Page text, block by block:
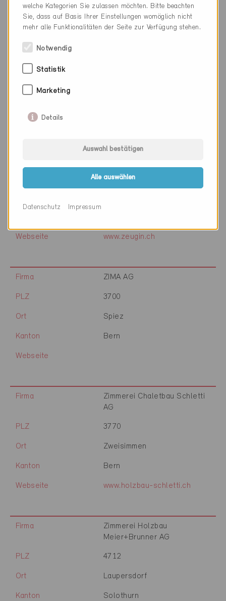
Firma Zellweger Architekten AG
PLZ
Ort
Kanton
Webseite
3110
Webseite www.zeugin.ch
Firma ZIMA AG
PLZ 3700
Ort Spiez
Kanton Bern
Webseite
Firma
Zimmerei Chaletbau Schletti
AG
PLZ 3770
Ort Zweisimmen
Kanton Bern
Webseite www.holzbau-schletti.ch
Firma
Zimmerei Holzbau
Meier+Brunner AG
PLZ 4712
Ort Laupersdorf
Kanton Solothurn
welche Kategorien Sie zulassen möchten. Bitte beachten
Sie, dass auf Basis Ihrer Einstellungen womöglich nicht
mehr alle Funktionalitäten der Seite zur Verfügung stehen.
Notwendig
Statistik
Marketing
Details
Auswahl bestätigen
Alle auswählen
Datenschutz Impressum